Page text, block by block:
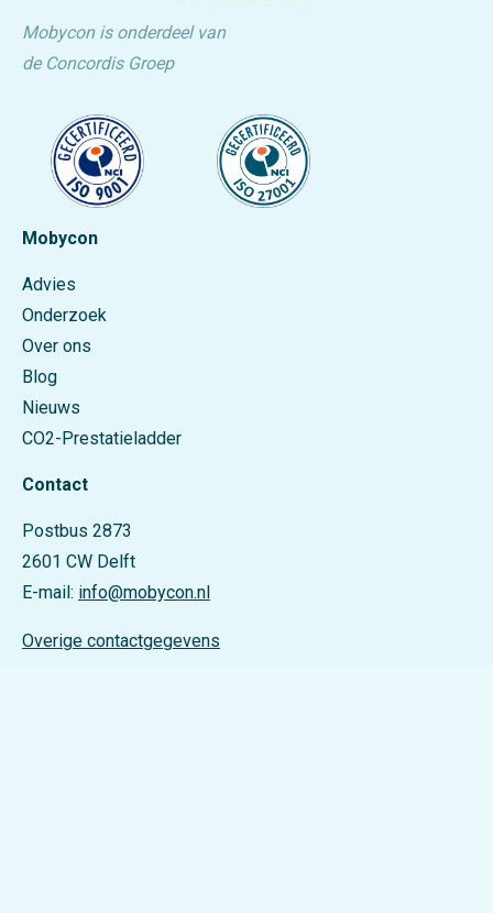
Mobycon is onderdeel van
de Concordis Groep
Mobycon
Advies
Onderzoek
Over ons
Blog
Nieuws
CO2-Prestatieladder
Contact
Postbus 2873
2601 CW Delft
E-mail: info@mobycon.nl
Overige contactgegevens